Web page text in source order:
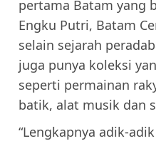
pertama Batam yang
Engku Putri, Batam
selain sejarah
juga punya koleksi
seperti permainan
batik, alat musik dan
“Lengkapnya adik-